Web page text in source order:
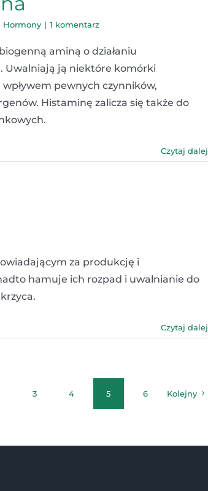
Hormony | 1 komentarz
aminą o działaniu
Uwalniają ją niektóre komórki
pewnych czynników,
Histaminę zalicza się także do
Czytaj dalej
za produkcję i
hamuje ich rozpad i uwalnianie do
Czytaj dalej
3 4 5 6 Kolejny